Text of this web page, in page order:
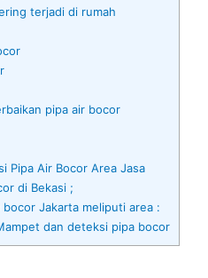
terjadi di rumah
pipa air bocor
Pipa Air Bocor Area Jasa
di Bekasi ;
Jakarta meliputi area :
dan deteksi pipa bocor